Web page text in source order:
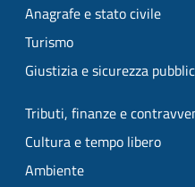
Anagrafe e stato civile
Turismo
Giustizia e sicurezza
Tributi, finanze e
Cultura e tempo libero
Ambiente